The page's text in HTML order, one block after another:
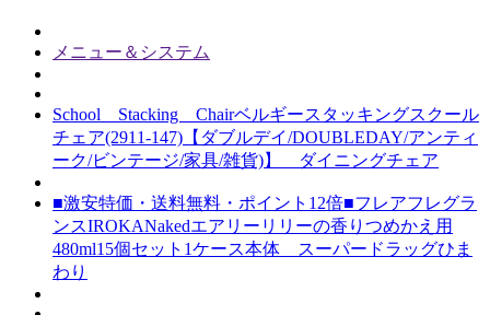
メニュー＆システム
School Stacking Chairベルギースタッキングスクール
チェア(2911-147)【ダブルデイ/DOUBLEDAY/アンティ
ーク/ビンテージ/家具/雑貨)】 ダイニングチェア
■激安特価・送料無料・ポイント12倍■フレアフレグラ
ンスIROKANakedエアリーリリーの香りつめかえ用
480ml15個セット1ケース本体 スーパードラッグひま
わり